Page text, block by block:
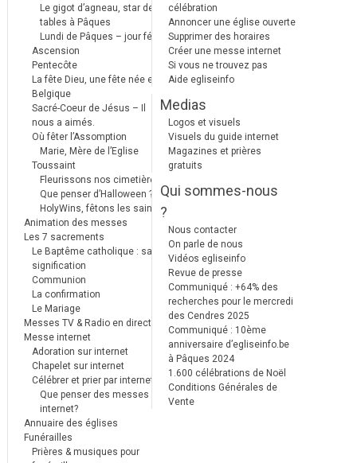
Le gigot d’agneau, star des
tables à Pâques
Lundi de Pâques – jour férié
Ascension
Pentecôte
La fête Dieu, une fête née en
Belgique
Sacré-Coeur de Jésus – Il
nous a aimés.
Où fêter l’Assomption
Marie, Mère de l’Eglise
Toussaint
Fleurissons nos cimetières
Que penser d’Halloween ?
HolyWins, fêtons les saints !
Animation des messes
Les 7 sacrements
Le Baptême catholique : sa
signification
Communion
La confirmation
Le Mariage
Messes TV & Radio en direct
Messe internet
Adoration sur internet
Chapelet sur internet
Célébrer et prier par internet
Que penser des messes
internet?
Annuaire des églises
Funérailles
Prières & musiques pour
célébration
Annoncer une église ouverte
Supprimer des horaires
Créer une messe internet
Si vous ne trouvez pas
Aide egliseinfo
Medias
Logos et visuels
Visuels du guide internet
Magazines et prières
gratuits
Qui sommes-nous
?
Nous contacter
On parle de nous
Vidéos egliseinfo
Revue de presse
Communiqué : +64% des
recherches pour le mercredi
des Cendres 2025
Communiqué : 10ème
anniversaire d’egliseinfo.be
à Pâques 2024
1.600 célébrations de Noël
Conditions Générales de
Vente